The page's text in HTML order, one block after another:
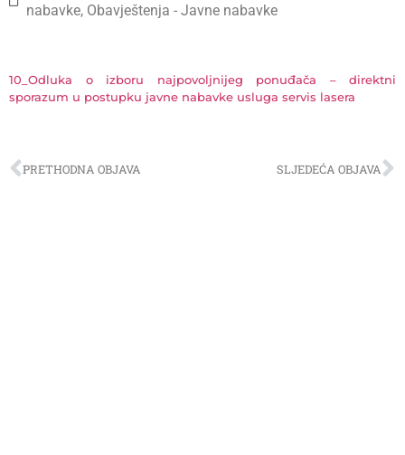
nabavke, Obavještenja - Javne nabavke
10_Odluka o izboru najpovoljnijeg ponuđača – direktni
sporazum u postupku javne nabavke usluga servis lasera
PRETHODNA OBJAVA SLJEDEĆA OBJAVA